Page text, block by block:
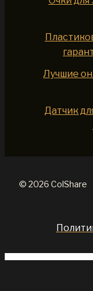
Лучшие
Датчик
© 2026 ColShare